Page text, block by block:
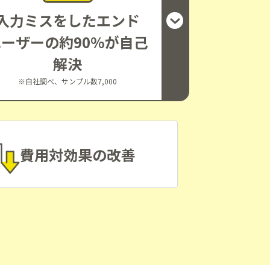
力ミスをしたエンド
ザーの約90%が自己
解決
※自社調べ、サンプル数7,000
費用対効果の改善